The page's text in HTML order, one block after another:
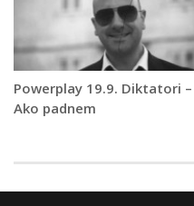
Powerplay 19.9. Diktatori –
Ako padnem